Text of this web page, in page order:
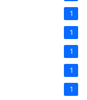
1
1
1
1
1